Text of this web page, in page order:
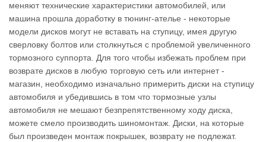
меняют технические характеристики автомобилей, или
машина прошла доработку в тюнинг-ателье - некоторые
модели дисков могут не вставать на ступицу, имея другую
сверловку болтов или столкнуться с проблемой увеличенного
тормозного суппорта. Для того чтобы избежать проблем при
возврате дисков в любую торговую сеть или интернет -
магазин, необходимо изначально примерить диски на ступицу
автомобиля и убедившись в том что тормозные узлы
автомобиля не мешают безпрепятственному ходу диска,
можете смело производить шиномонтаж. Диски, на которые
был произведен монтаж покрышек, возврату не подлежат.